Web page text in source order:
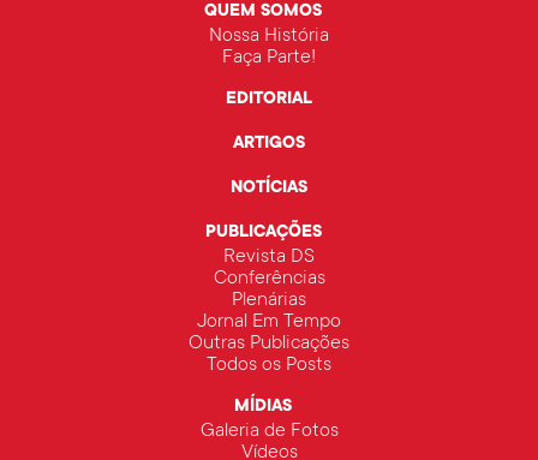
QUEM SOMOS
Nossa História
Faça Parte!
EDITORIAL
ARTIGOS
NOTÍCIAS
PUBLICAÇÕES
Revista DS
Conferências
Plenárias
Jornal Em Tempo
Outras Publicações
Todos os Posts
MÍDIAS
Galeria de Fotos
Vídeos